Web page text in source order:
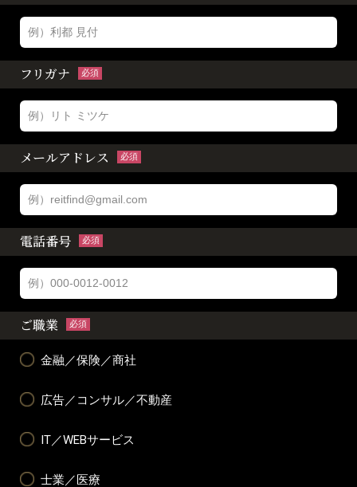
フリガナ 必須
メールアドレス 必須
電話番号 必須
ご職業 必須
金融／保険／商社
広告／コンサル／不動産
IT／WEBサービス
士業／医療